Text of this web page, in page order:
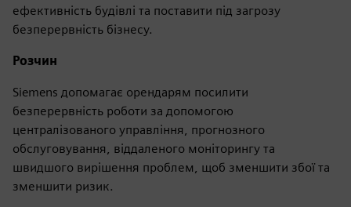
ефективність будівлі та поставити під загрозу
безперервність бізнесу.
Розчин
Siemens допомагає орендарям посилити
безперервність роботи за допомогою
централізованого управління, прогнозного
обслуговування, віддаленого моніторингу та
швидшого вирішення проблем, щоб зменшити збої та
зменшити ризик.